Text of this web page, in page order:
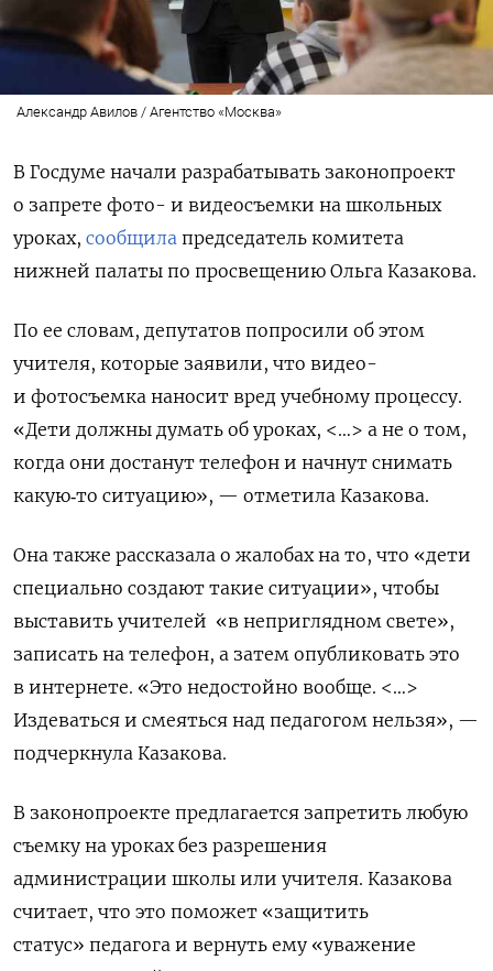
Подписывайтесь на The
Moscow Times в Telegram —
@moscowtimes_ru
Александр Авилов / Агентство «Москва»
В Госдуме начали разрабатывать законопроект
о запрете фото- и видеосъемки на школьных
уроках, сообщила председатель комитета
нижней палаты по просвещению Ольга Казакова.
По ее словам, депутатов попросили об этом
учителя, которые заявили, что видео-
и фотосъемка наносит вред учебному процессу.
«Дети должны думать об уроках, <…> а не о том,
когда они достанут телефон и начнут снимать
какую‑то ситуацию», — отметила Казакова.
Она также рассказала о жалобах на то, что «дети
специально создают такие ситуации», чтобы
выставить учителей «в неприглядном свете»,
записать на телефон, а затем опубликовать это
в интернете. «Это недостойно вообще. <…>
Издеваться и смеяться над педагогом нельзя», —
подчеркнула Казакова.
В законопроекте предлагается запретить любую
съемку на уроках без разрешения
администрации школы или учителя. Казакова
считает, что это поможет «защитить
статус» педагога и вернуть ему «уважение